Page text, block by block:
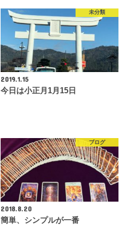
未分類
2019.1.15
今日は小正月1月15日
ブログ
2018.8.20
簡単、シンプルが一番